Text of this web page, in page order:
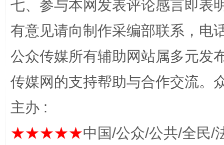
网上购药对药下症？
七、参与本网发表评论感言即表
有意见请向制作采编部联系，电
公众传媒所有辅助网站属多元发
传媒网的支持帮助与合作交流。
主办 :
★★★★★中国/公众/公共/全民/